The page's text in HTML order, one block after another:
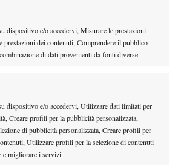
dispositivo e/o accedervi, Misurare le prestazioni
prestazioni dei contenuti, Comprendere il pubblico
di dati provenienti da fonti diverse.
dispositivo e/o accedervi, Utilizzare dati limitati per
Creare profili per la pubblicità personalizzata,
di pubblicità personalizzata, Creare profili per
Utilizzare profili per la selezione di contenuti
e migliorare i servizi.
al suo ultimo torneo prima del
DI TENDENZA